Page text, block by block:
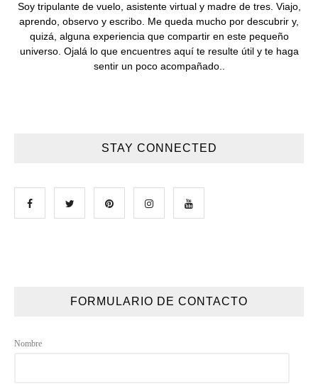
Soy tripulante de vuelo, asistente virtual y madre de tres. Viajo,
aprendo, observo y escribo. Me queda mucho por descubrir y,
quizá, alguna experiencia que compartir en este pequeño
universo. Ojalá lo que encuentres aquí te resulte útil y te haga
sentir un poco acompañado..
STAY CONNECTED
FORMULARIO DE CONTACTO
Nombre